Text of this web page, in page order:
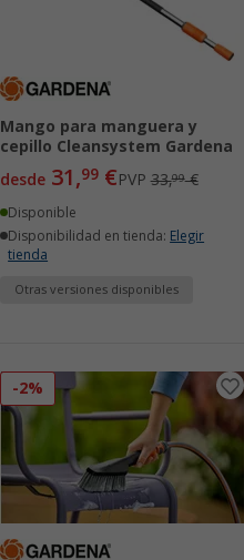
Mango para manguera y
cepillo Cleansystem Gardena
desde31,99€PVP33,99€
Disponible
Disponibilidad en tienda: Elegir
tienda
Otras versiones disponibles
-2%